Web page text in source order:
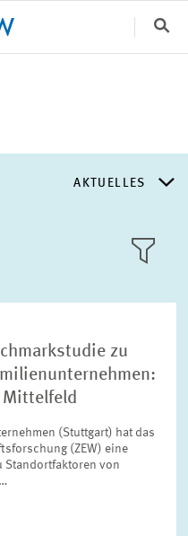
AKTUELLES
AKTUELLES
ÜBER DAS ZEW
GESCHICHTE
zu
Mittelfeld
(Stuttgart) hat das
(ZEW) eine
Standortfaktoren von